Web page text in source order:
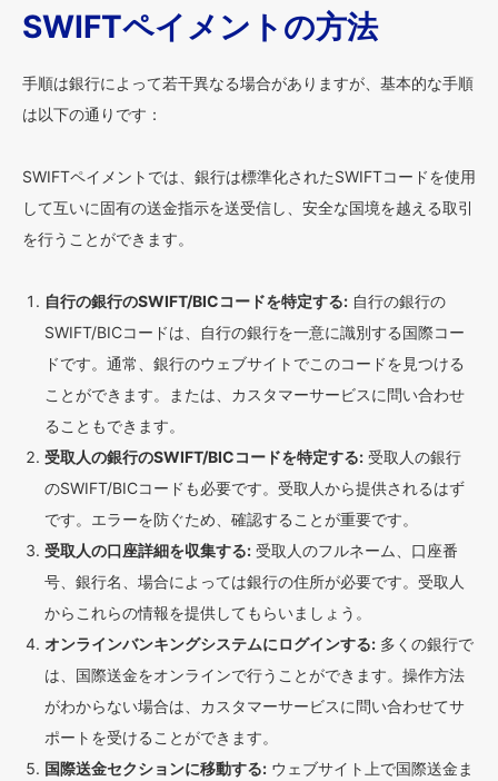
SWIFTペイメントの方法
手順は銀行によって若干異なる場合がありますが、基本的な手順
は以下の通りです：
SWIFTペイメントでは、銀行は標準化されたSWIFTコードを使用
して互いに固有の送金指示を送受信し、安全な国境を越える取引
を行うことができます。
自行の銀行のSWIFT/BICコードを特定する: 自行の銀行の
SWIFT/BICコードは、自行の銀行を一意に識別する国際コー
ドです。通常、銀行のウェブサイトでこのコードを見つける
ことができます。または、カスタマーサービスに問い合わせ
ることもできます。
受取人の銀行のSWIFT/BICコードを特定する: 受取人の銀行
のSWIFT/BICコードも必要です。受取人から提供されるはず
です。エラーを防ぐため、確認することが重要です。
受取人の口座詳細を収集する: 受取人のフルネーム、口座番
号、銀行名、場合によっては銀行の住所が必要です。受取人
からこれらの情報を提供してもらいましょう。
オンラインバンキングシステムにログインする: 多くの銀行で
は、国際送金をオンラインで行うことができます。操作方法
がわからない場合は、カスタマーサービスに問い合わせてサ
ポートを受けることができます。
国際送金セクションに移動する: ウェブサイト上で国際送金ま